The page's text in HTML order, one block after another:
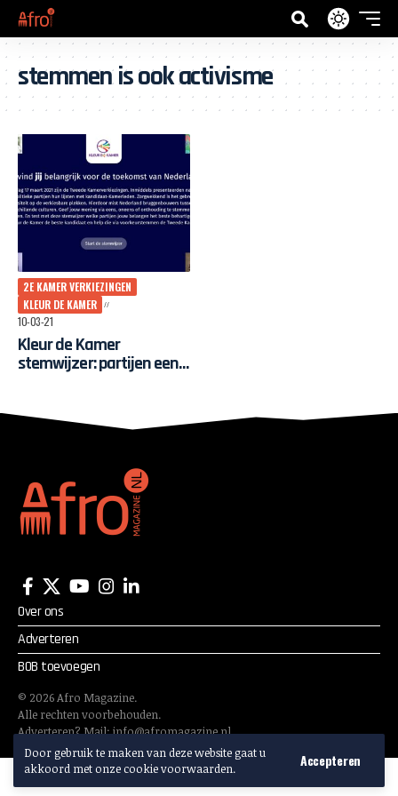
Door gebruik te maken van deze website gaat u
akkoord met onze cookie voorwaarden.
Accepteren
stemmen is ook activisme
2E KAMER VERKIEZINGEN
KLEUR DE KAMER
10-03-21
Kleur de Kamer
stemwijzer: partijen eens
van Kleur
Over ons
Adverteren
BOB toevoegen
© 2026Afro Magazine.
Alle rechten voorbehouden.
Adverteren? Mail:info@afromagazine.nl